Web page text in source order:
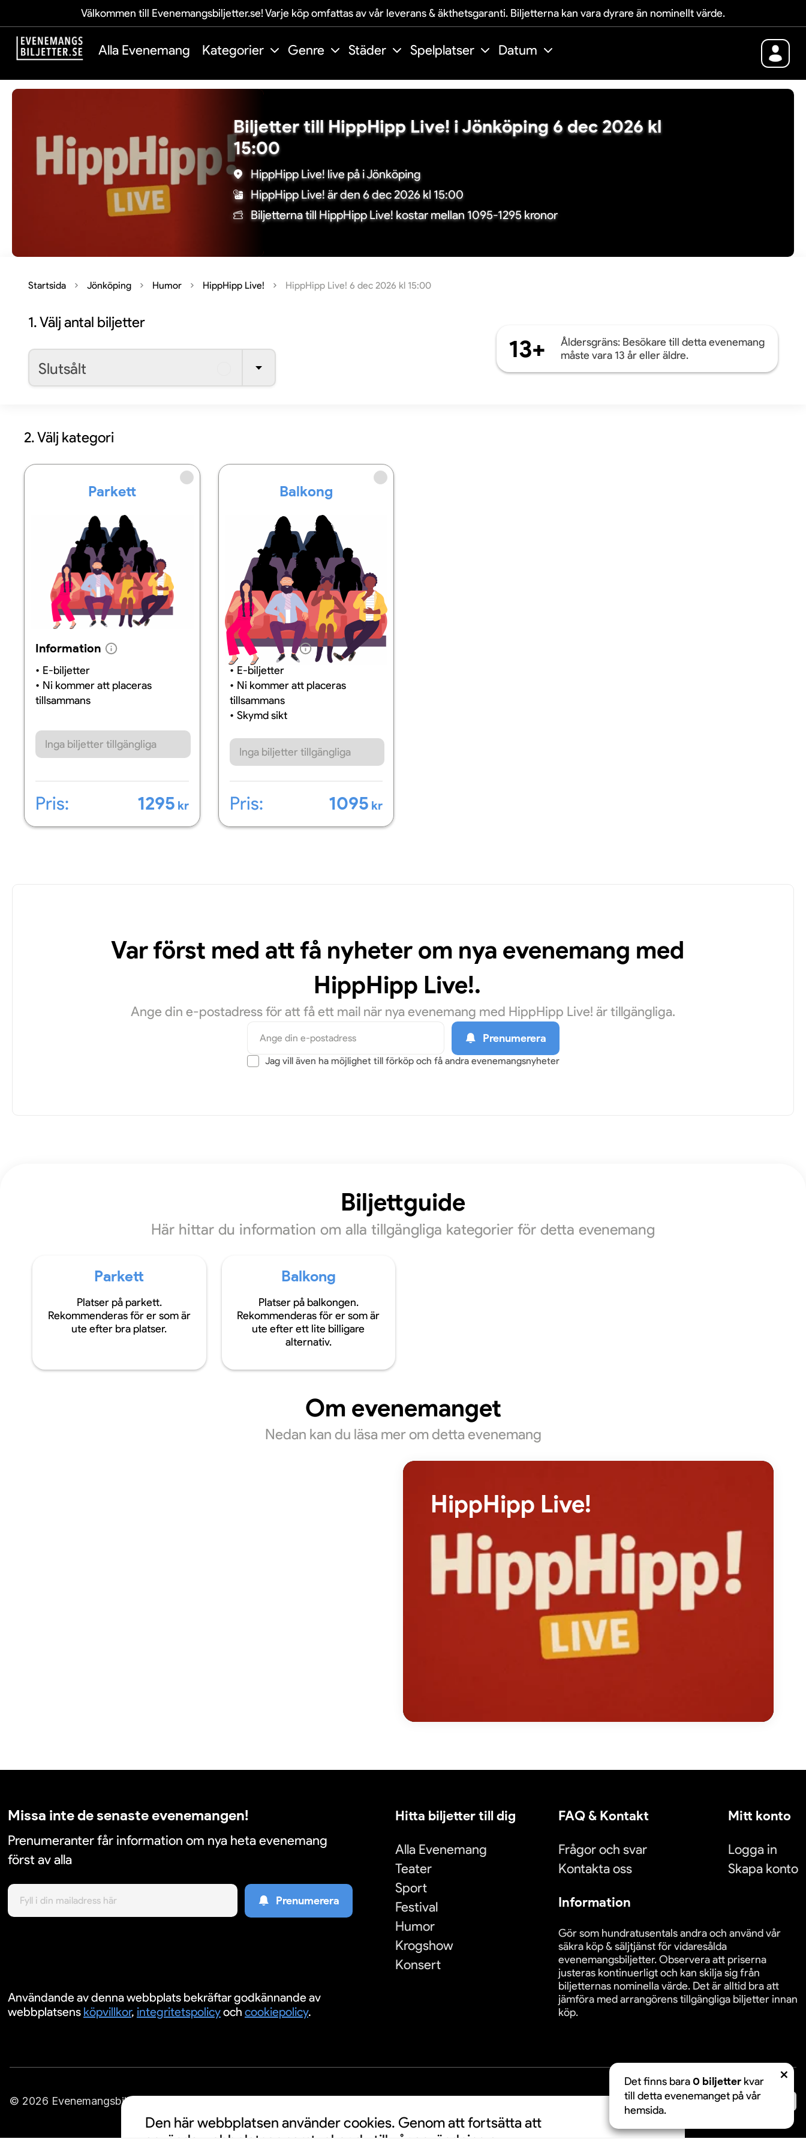
Välkommen till Evenemangsbiljetter.se! Varje köp omfattas av vår leverans & äkthetsgaranti. Biljetterna kan vara dyrare än nominellt värde.
Alla Evenemang Kategorier Genre Städer Spelplatser Datum
Biljetter till HippHipp Live! i Jönköping 6 dec 2026 kl
15:00
HippHipp Live! live på i Jönköping
HippHipp Live! är den 6 dec 2026 kl 15:00
Biljetterna till HippHipp Live! kostar mellan 1095-1295 kronor
Startsida Jönköping Humor HippHipp Live! HippHipp Live! 6 dec 2026 kl 15:00
1.Välj antal biljetter
Slutsålt
13+
Åldersgräns: Besökare till detta evenemang
måste vara 13 år eller äldre.
2. Välj kategori
Parkett
Information
E-biljetter
Ni kommer att placeras
tillsammans
Inga biljetter tillgängliga
Pris: 1295 kr
Balkong
Information
E-biljetter
Ni kommer att placeras
tillsammans
Skymd sikt
Inga biljetter tillgängliga
Pris: 1095 kr
Var först med att få nyheter om nya evenemang med
HippHipp Live!.
Ange din e-postadress för att få ett mail när nya evenemang med HippHipp Live! är tillgängliga.
Prenumerera
Jag vill även ha möjlighet till förköp och få andra evenemangsnyheter
Biljettguide
Här hittar du information om alla tillgängliga kategorier för detta evenemang
Parkett
Platser på parkett.
Rekommenderas för er som är
ute efter bra platser.
Balkong
Platser på balkongen.
Rekommenderas för er som är
ute efter ett lite billigare
alternativ.
Om evenemanget
Nedan kan du läsa mer om detta evenemang
HippHipp Live!
Det finns bara0 biljetterkvar
till detta evenemanget på vår
hemsida.
Missa inte de senaste evenemangen!
Prenumeranter får information om nya heta evenemang
först av alla
Prenumerera
Användande av denna webbplats bekräftar godkännande av
webbplatsens köpvillkor, integritetspolicyoch cookiepolicy.
Hitta biljetter till dig
Alla Evenemang
Teater
Sport
Festival
Humor
Krogshow
Konsert
FAQ & Kontakt
Frågor och svar
Kontakta oss
Mitt konto
Logga in
Skapa konto
Information
Gör som hundratusentals andra och använd vår
säkra köp & säljtjänst för vidaresålda
evenemangsbiljetter. Observera att priserna
justeras kontinuerligt och kan skilja sig från
biljetternas nominella värde. Det är alltid bra att
jämföra med arrangörens tillgängliga biljetter innan
köp.
© 2026 Evenemangsbiljetter.se
Den här webbplatsen använder cookies. Genom att fortsätta att
använda webbplatsen samtycker du till vår användning av